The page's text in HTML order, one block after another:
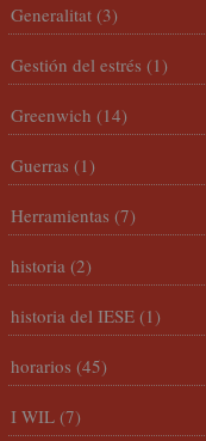
Generalitat (3)
Gestión del estrés (1)
Greenwich (14)
Guerras (1)
Herramientas (7)
historia (2)
historia del IESE (1)
horarios (45)
I WIL (7)